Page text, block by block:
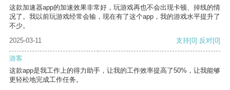
这款加速器app的加速效果非常好，玩游戏再也不会出现卡顿、掉线的情
况了。我以前玩游戏经常会输，现在有了这个app，我的游戏水平提升了
不少。
2025-03-11
支持[0] 反对[0]
游客
这款app是我工作上的得力助手，让我的工作效率提高了50%，让我能够
更轻松地完成工作任务。